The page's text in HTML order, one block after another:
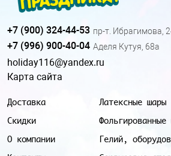
Доставка
Скидки
О компании
Латексные шары
Фольгированные
Гелий,
+7 (900) 324-44-53 пр-т. Ибрагимова,
+7 (996) 900-40-04 Аделя Кутуя, 68а
holiday116@yandex.ru
Карта сайта